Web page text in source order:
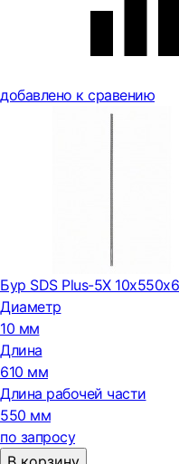
добавлено к сравению
Бур SDS Plus-5X
Диаметр
10 мм
Длина
610 мм
Длина рабочей части
550 мм
по запросу